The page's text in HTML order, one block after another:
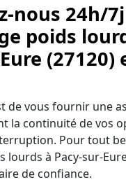
nous 24h/
poids
(27120)
de vous fournir une
la continuité de vos
Pour tout
lourds à Pacy-sur-
de confiance.